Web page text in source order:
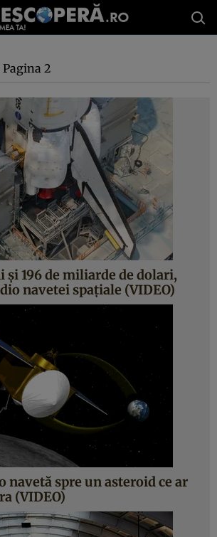
Pagina 2
şi 196 de miliarde de dolari,
navetei spaţiale (VIDEO)
navetă spre un asteroid ce ar
(VIDEO)